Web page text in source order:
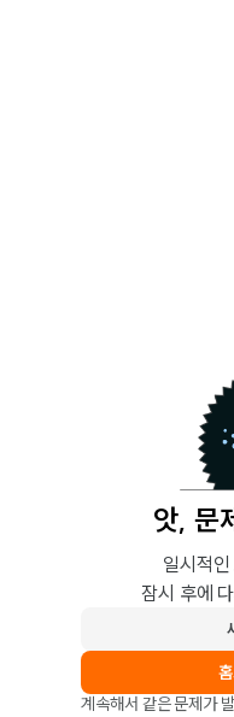
앗, 문
일시적
잠시 후에
계속해서 같은 문제가